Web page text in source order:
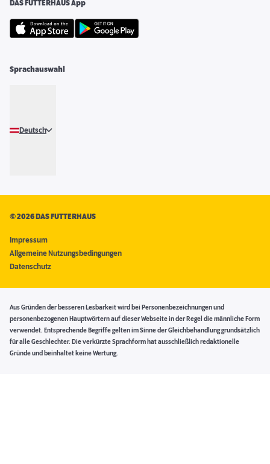
DAS FUTTERHAUS App
Sprachauswahl
Deutsch
©2026 DAS FUTTERHAUS
Impressum
Allgemeine Nutzungsbedingungen
Datenschutz
Aus Gründen der besseren Lesbarkeit wird bei Personenbezeichnungen und
personenbezogenen Hauptwörtern auf dieser Webseite in der Regel die männliche Form
verwendet. Entsprechende Begriffe gelten im Sinne der Gleichbehandlung grundsätzlich
für alle Geschlechter. Die verkürzte Sprachform hat ausschließlich redaktionelle
Gründe und beinhaltet keine Wertung.